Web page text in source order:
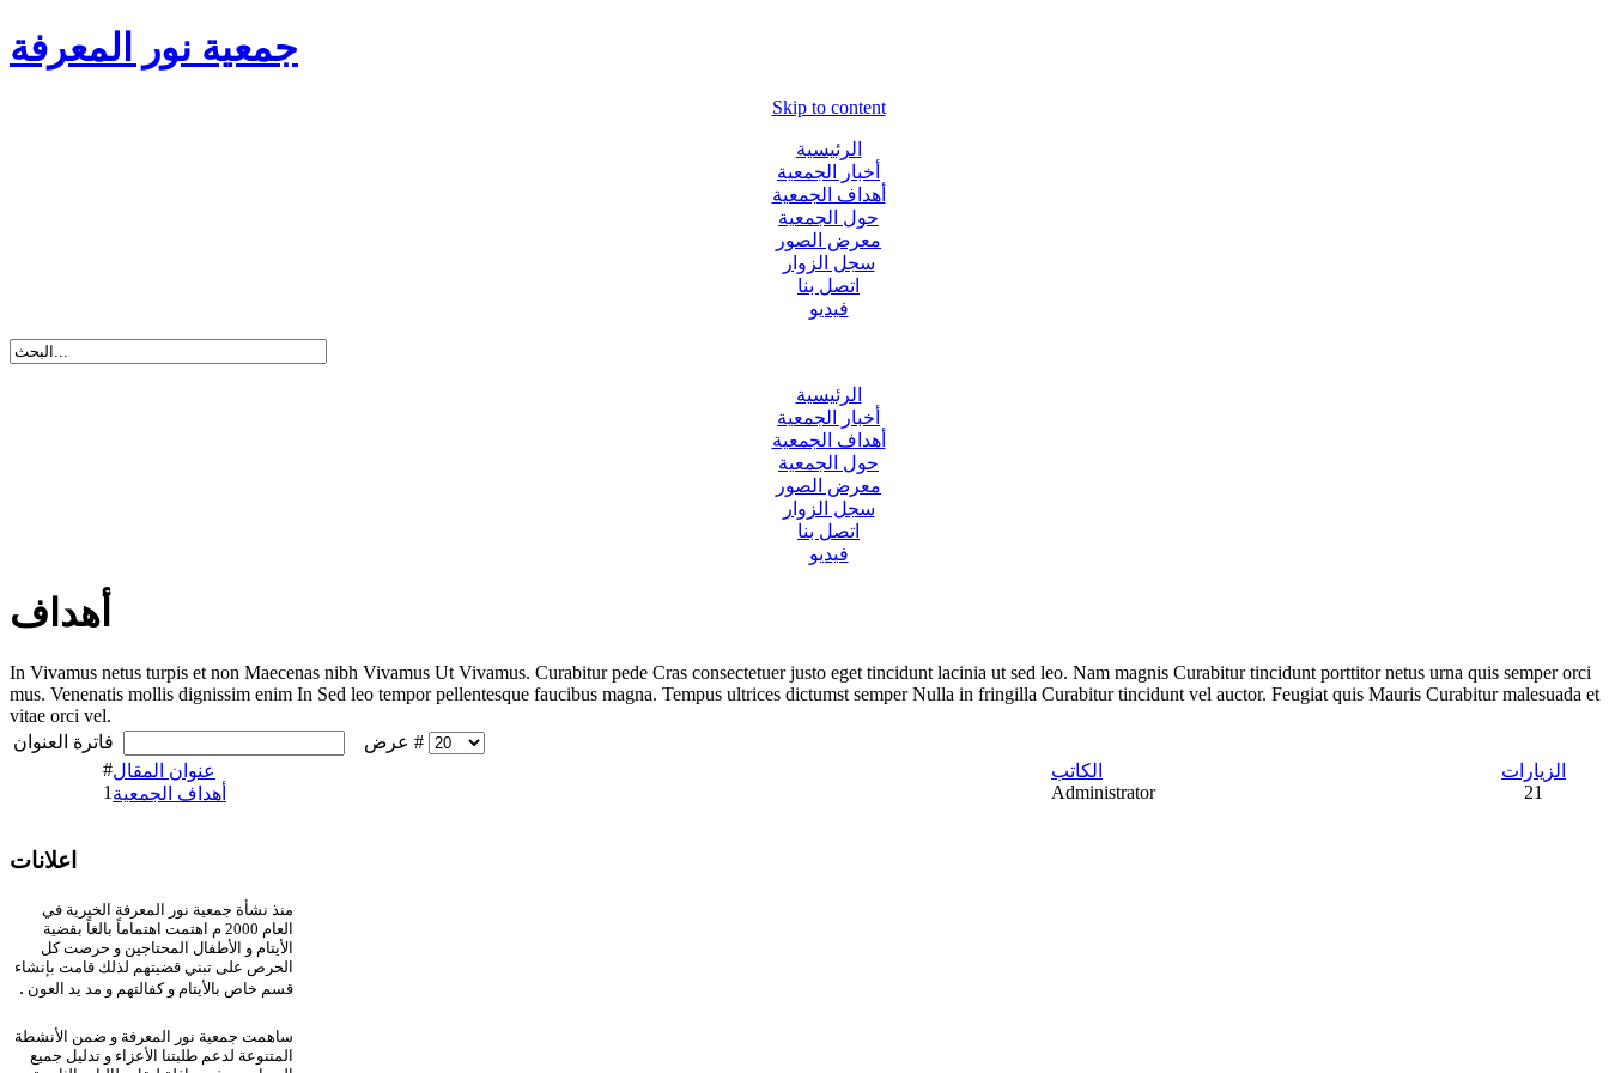
جمعية نور المعرفة
Skip to content
الرئيسية
أخبار الجمعية
أهداف الجمعية
حول الجمعية
معرض الصور
سجل الزوار
اتصل بنا
فيديو
الرئيسية
أخبار الجمعية
أهداف الجمعية
حول الجمعية
معرض الصور
سجل الزوار
اتصل بنا
فيديو
أهداف
In Vivamus netus turpis et non Maecenas nibh Vivamus Ut Vivamus. Curabitur pede Cras consectetuer justo eget tincidunt lacinia ut sed leo. Nam magnis Curabitur tincidunt porttitor netus urna quis semper orci
mus. Venenatis mollis dignissim enim In Sed leo tempor pellentesque faucibus magna. Tempus ultrices dictumst semper Nulla in fringilla Curabitur tincidunt vel auctor. Feugiat quis Mauris Curabitur malesuada et
vitae orci vel.
عرض #
#عنوان المقال الكاتب
الزيارات
1 أهداف الجمعية Administrator 21
اعلانات
منذ نشأة جمعية نور المعرفة الخيرية في
العام 2000 م اهتمت اهتماماً بالغاً بقضية
الأيتام و الأطفال المحتاجين و حرصت كل
الحرص على تبني قضيتهم لذلك قامت بإنشاء
قسم خاص بالأيتام و كفالتهم و مد يد العون .
ساهمت جمعية نور المعرفة و ضمن الأنشطة
المتنوعة لدعم طلبتنا الأعزاء و تدليل جميع